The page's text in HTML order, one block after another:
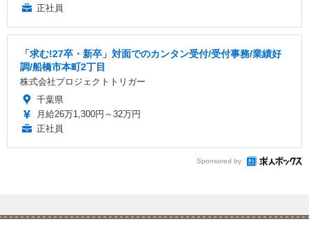
正社員
「求む!27卒・新卒」対面でのカンタン受付/受付事務/業績好
調/船橋市本町2丁目
株式会社プロジェクトトリガー
千葉県
月給26万1,300円～32万円
正社員
Sponsored by